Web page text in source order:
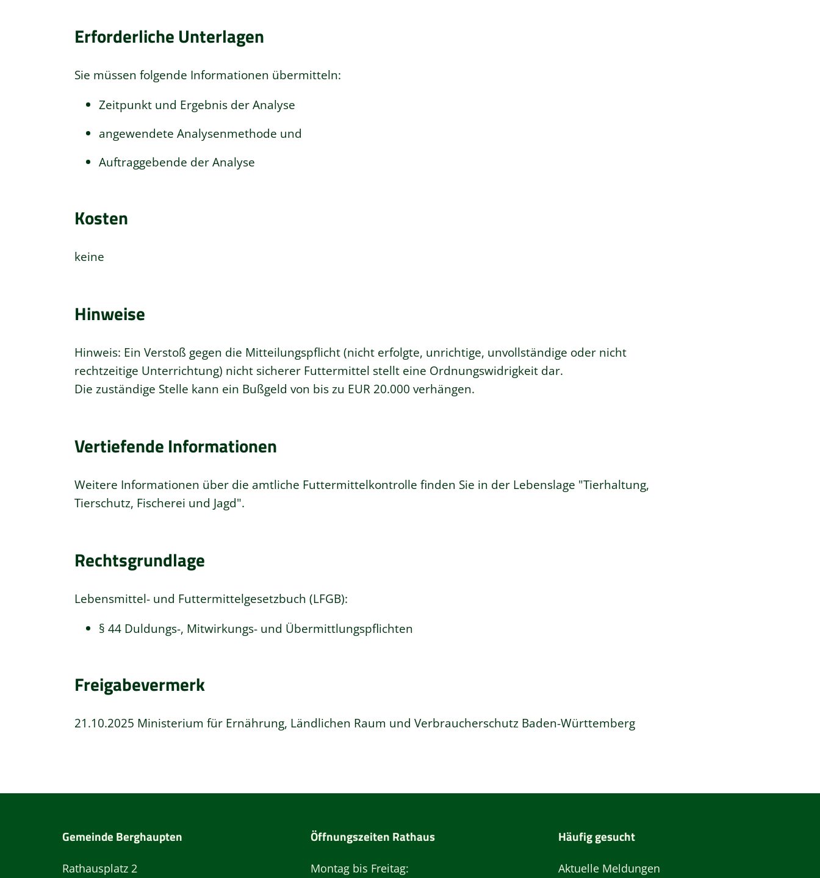
Erforderliche Unterlagen
Sie müssen folgende Informationen übermitteln:
Zeitpunkt und Ergebnis der Analyse
angewendete Analysenmethode und
Auftraggebende der Analyse
Kosten
keine
Hinweise
Hinweis: Ein Verstoß gegen die Mitteilungspflicht (nicht erfolgte, unrichtige, unvollständige oder nicht
rechtzeitige Unterrichtung) nicht sicherer Futtermittel stellt eine Ordnungswidrigkeit dar.
Die zuständige Stelle kann ein Bußgeld von bis zu EUR 20.000 verhängen.
Vertiefende Informationen
Weitere Informationen über die amtliche Futtermittelkontrolle finden Sie in der Lebenslage "Tierhaltung,
Tierschutz, Fischerei und Jagd".
Rechtsgrundlage
Lebensmittel- und Futtermittelgesetzbuch (LFGB):
§ 44 Duldungs-, Mitwirkungs- und Übermittlungspflichten
Freigabevermerk
21.10.2025 Ministerium für Ernährung, Ländlichen Raum und Verbraucherschutz Baden-Württemberg
Gemeinde Berghaupten
Rathausplatz 2
Öffnungszeiten Rathaus
Montag bis Freitag:
Häufig gesucht
Aktuelle Meldungen